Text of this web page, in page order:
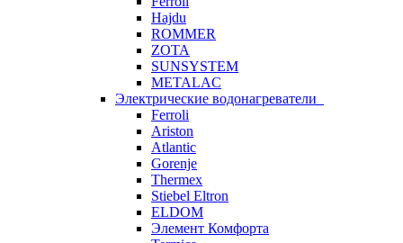
Hajdu
ROMMER
ZOTA
SUNSYSTEM
METALAC
Электрические водонагреватели
Ferroli
Ariston
Atlantic
Gorenje
Thermex
Stiebel Eltron
ELDOM
Элемент Комфорта